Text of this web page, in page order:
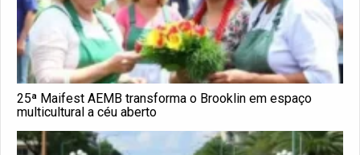
25ª Maifest AEMB transforma o Brooklin em espaço
multicultural a céu aberto